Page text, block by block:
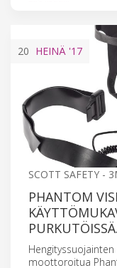
20 HEINÄ '17
SCOTT SAFETY -
PHANTOM
PURKUTÖISSÄ.
moottoroitua